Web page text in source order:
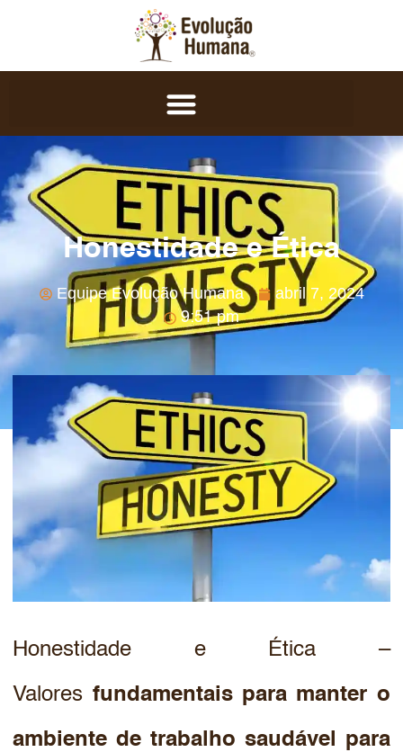
Honestidade e Ética
Equipe Evolução Humana abril 7, 2024
9:51 pm
Honestidade e Ética –
Valores fundamentais para manter o
ambiente de trabalho saudável para